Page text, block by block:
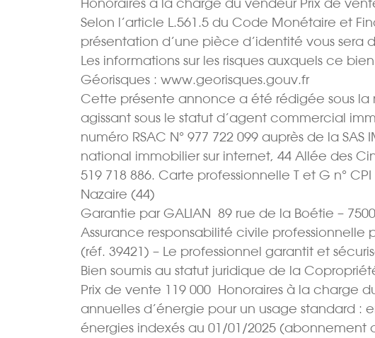
Honoraires à la charge du vendeur Prix de vente
Selon l’article L.561.5 du Code Monétaire et
présentation d’une pièce d’identité vous sera
Les informations sur les risques auxquels ce
Géorisques : www.georisques.gouv.fr
Cette présente annonce a été rédigée sous la
agissant sous le statut d’agent commercial
numéro RSAC N° 977 722 099 auprès de la SAS
national immobilier sur internet, 44 Allée des
519 718 886. Carte professionnelle T et G n°
Nazaire (44)
Garantie par GALIAN  89 rue de la Boétie –
Assurance responsabilité civile professionnelle
(réf. 39421) – Le professionnel garantit et
Bien soumis au statut juridique de la
Prix de vente 119 000  Honoraires à la
annuelles d’énergie pour un usage standard :
énergies indexés au 01/01/2025 (abonnement